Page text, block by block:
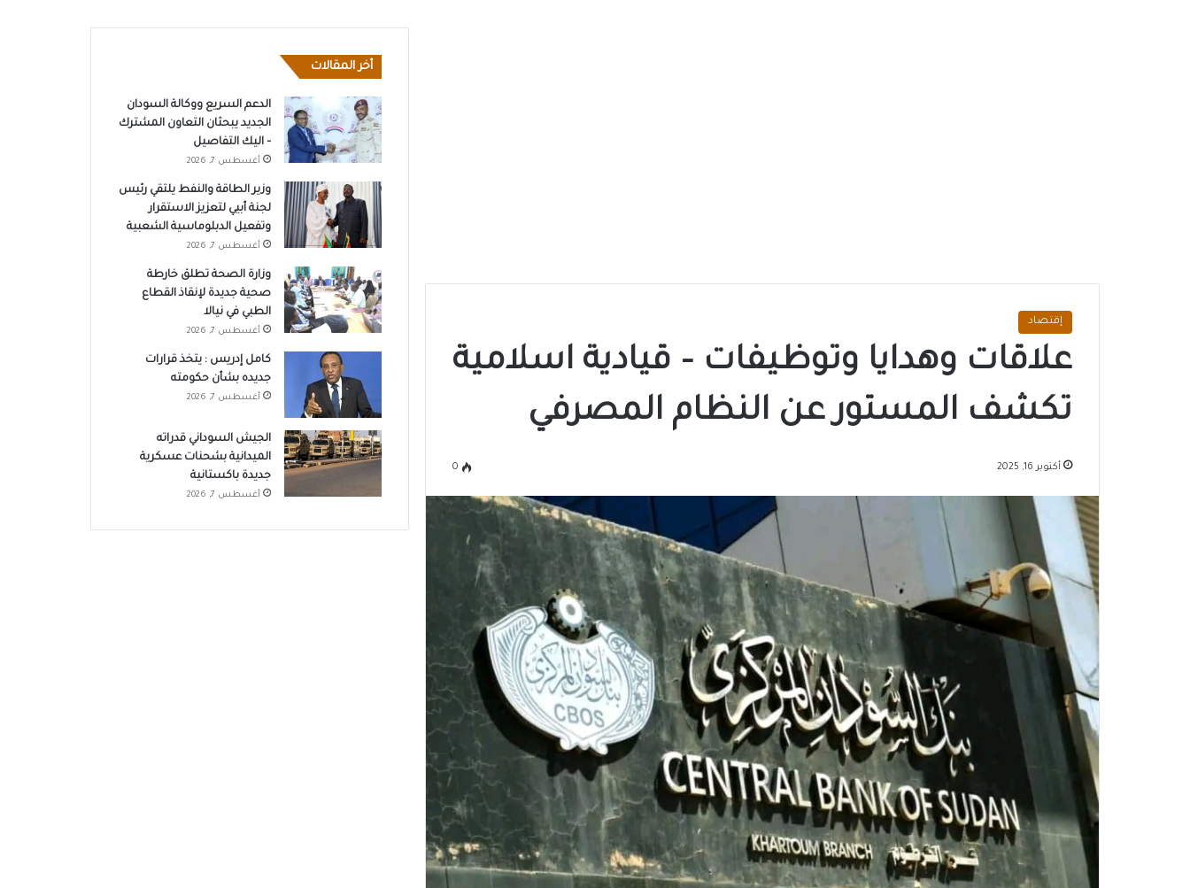
إقتصاد
علاقات وهدايا وتوظيفات – قيادية اسلامية
تكشف المستور عن النظام المصرفي
أكتوبر 16, 2025 0
أخر المقالات
الدعم السريع ووكالة السودان
الجديد يبحثان التعاون المشترك
– اليك التفاصيل
أغسطس 7, 2026
وزير الطاقة والنفط يلتقي رئيس
لجنة أبيي لتعزيز الاستقرار
وتفعيل الدبلوماسية الشعبية
أغسطس 7, 2026
وزارة الصحة تطلق خارطة
صحية جديدة لإنقاذ القطاع
الطبي في نيالا
أغسطس 7, 2026
كامل إدريس : يتخذ قرارات
جديده بشأن حكومته
أغسطس 7, 2026
الجيش السوداني قدراته
الميدانية بشحنات عسكرية
جديدة باكستانية
أغسطس 7, 2026